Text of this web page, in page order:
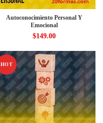
Autoconocimiento Personal Y
Emocional
$149.00
HOT